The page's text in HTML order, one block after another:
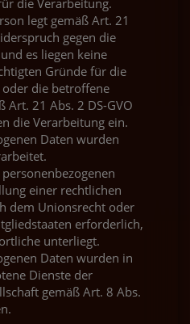
legt gemäß Art. 21
gegen die
es liegen keine
Gründe für die
die betroffene
Art. 21 Abs. 2 DS-GVO
die Verarbeitung ein.
Daten wurden
einer rechtlichen
dem Unionsrecht oder
erforderlich,
unterliegt.
Daten wurden in
Dienste der
gemäß Art. 8 Abs.